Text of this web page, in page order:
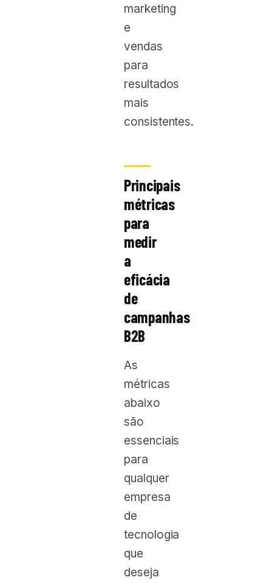
marketing
e
vendas
para
resultados
mais
consistentes.
Principais
métricas
para
medir
a
eficácia
de
campanhas
B2B
As
métricas
abaixo
são
essenciais
para
qualquer
empresa
de
tecnologia
que
deseja